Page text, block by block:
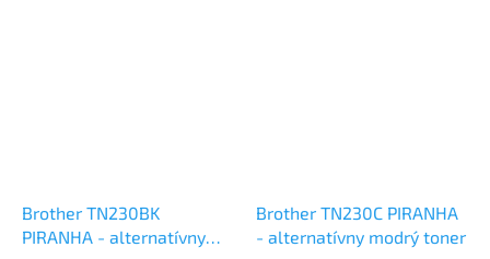
Brother TN230BK
PIRANHA - alternatívny
Brother TN230C PIRANHA
- alternatívny modrý toner